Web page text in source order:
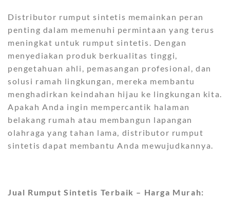
Distributor rumput sintetis memainkan peran
penting dalam memenuhi permintaan yang terus
meningkat untuk rumput sintetis. Dengan
menyediakan produk berkualitas tinggi,
pengetahuan ahli, pemasangan profesional, dan
solusi ramah lingkungan, mereka membantu
menghadirkan keindahan hijau ke lingkungan kita.
Apakah Anda ingin mempercantik halaman
belakang rumah atau membangun lapangan
olahraga yang tahan lama, distributor rumput
sintetis dapat membantu Anda mewujudkannya.
Jual Rumput Sintetis Terbaik – Harga Murah: